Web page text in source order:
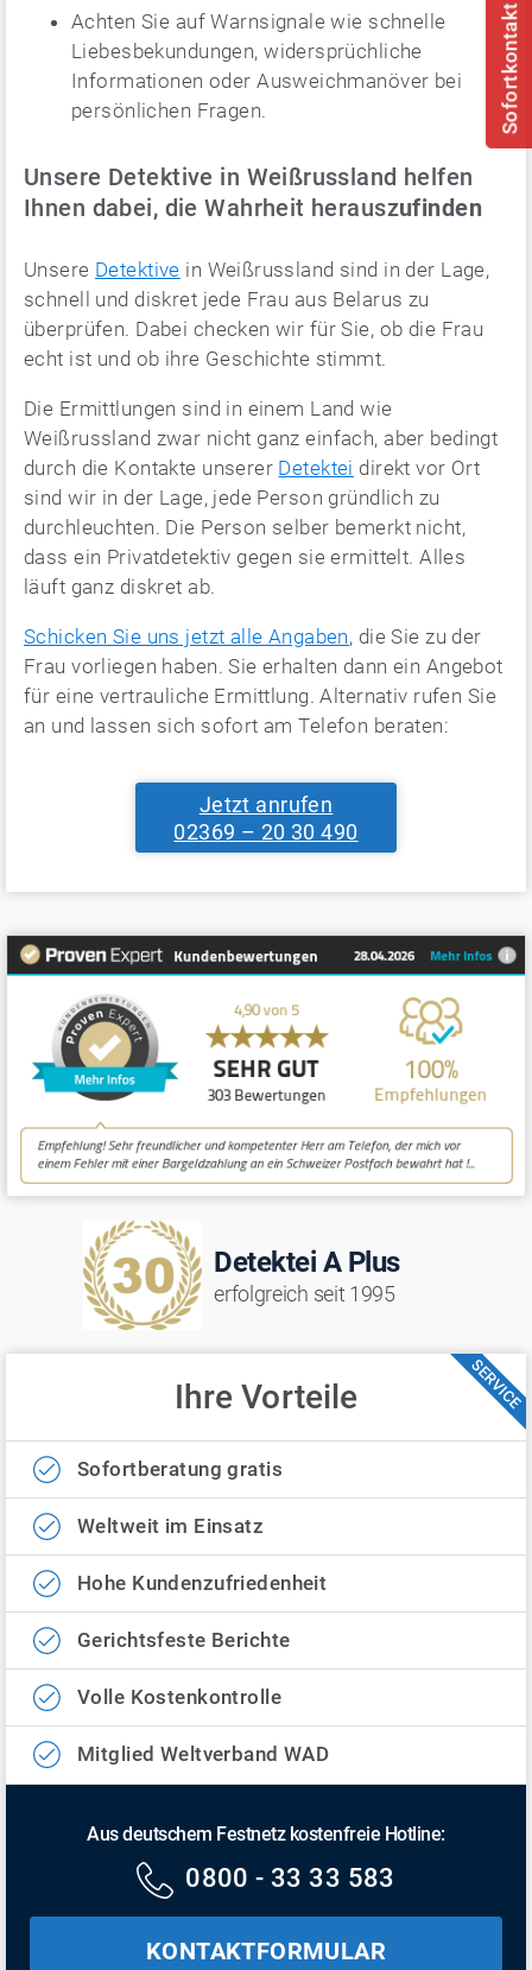
Achten Sie auf Warnsignale wie schnelle
Liebesbekundungen, widersprüchliche
Informationen oder Ausweichmanöver bei
persönlichen Fragen.
Unsere Detektive in Weißrussland helfen
Ihnen dabei, die Wahrheit herauszufinden
Unsere Detektive in Weißrussland sind in der Lage,
schnell und diskret jede Frau aus Belarus zu
überprüfen. Dabei checken wir für Sie, ob die Frau
echt ist und ob ihre Geschichte stimmt.
Die Ermittlungen sind in einem Land wie
Weißrussland zwar nicht ganz einfach, aber bedingt
durch die Kontakte unserer Detektei direkt vor Ort
sind wir in der Lage, jede Person gründlich zu
durchleuchten. Die Person selber bemerkt nicht,
dass ein Privatdetektiv gegen sie ermittelt. Alles
läuft ganz diskret ab.
Schicken Sie uns jetzt alle Angaben, die Sie zu der
Frau vorliegen haben. Sie erhalten dann ein Angebot
für eine vertrauliche Ermittlung. Alternativ rufen Sie
an und lassen sich sofort am Telefon beraten:
Jetzt anrufen
02369 – 20 30 490
Detektei A Plus
erfolgreich seit 1995
SERVICE
Ihre Vorteile
Sofortberatung gratis
Weltweit im Einsatz
Hohe Kundenzufriedenheit
Gerichtsfeste Berichte
Volle Kostenkontrolle
Mitglied Weltverband WAD
Aus deutschem Festnetz kostenfreie Hotline:
0800 - 33 33 583
KONTAKTFORMULAR
Sofortkontakt